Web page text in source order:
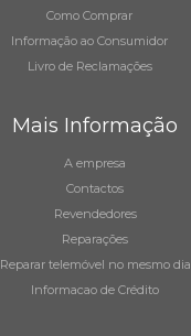
Como Comprar
Informação ao Consumidor
Livro de Reclamações
Mais Informação
A empresa
Contactos
Revendedores
Reparações
Reparar telemóvel no mesmo dia
Informacao de Crédito